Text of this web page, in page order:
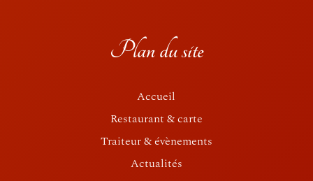
Plan du site
Accueil
Restaurant & carte
Traiteur & évènements
Actualités